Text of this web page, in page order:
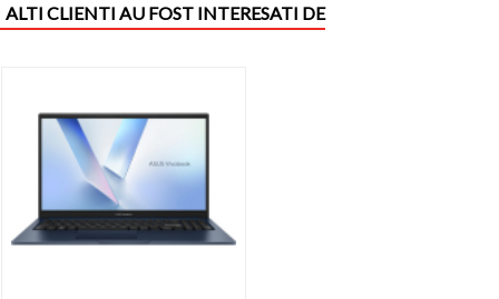
ALTI CLIENTI AU FOST INTERESATI DE